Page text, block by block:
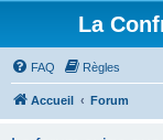
La
FAQ Règles
Accueil Forum